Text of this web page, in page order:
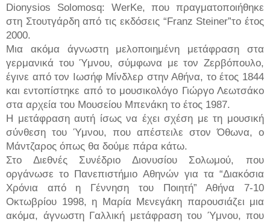
Dionysios
Solomosq: WerKe, που πραγματοποιήθηκε
στη Στουτγάρδη από τις εκδόσεις “Franz Steiner”το έτος
2000.
Μια ακόμα άγνωστη μελοποιημένη μετάφραση στα
γερμανικά του Ύμνου, σύμφωνα με τον Ζερβόπουλο,
έγινε από τον Ιωσήφ Μίνδλερ στην Αθήνα, το έτος 1844
και εντοπίστηκε από το μουσικολόγο Γιώργο Λεωτσάκο
στα αρχεία του Μουσείου Μπενάκη το έτος 1987.
Η μετάφραση αυτή ίσως να έχει σχέση με τη μουσική
σύνθεση του Ύμνου, που απέστειλε στον Όθωνα, ο
Μάντζαρος όπως θα δούμε πάρα κάτω.
Στο Διεθνές Συνέδριο Διονυσίου Σολωμού, που
οργάνωσε το Πανεπιστήμιο Αθηνών για τα “Διακόσια
Χρόνια από η Γέννηση του Ποιητή” Αθήνα 7-10
Οκτωβρίου 1998, η Μαρία Μενεγάκη παρουσιάζει μια
ακόμα, άγνωστη Γαλλική μετάφραση του Ύμνου, που